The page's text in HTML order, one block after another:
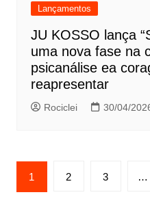
Lançamentos
JU KOSSO lança
uma nova fase na
psicanálise ea
reapresentar
Rociclei 30/04/
Paginação
de
1 2 3 …